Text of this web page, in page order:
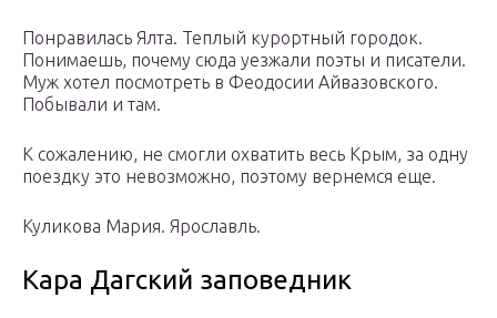
Понравилась Ялта. Теплый курортный городок.
Понимаешь, почему сюда уезжали поэты и писатели.
Муж хотел посмотреть в Феодосии Айвазовского.
Побывали и там.
К сожалению, не смогли охватить весь Крым, за одну
поездку это невозможно, поэтому вернемся еще.
Куликова Мария. Ярославль.
Кара Дагский заповедник